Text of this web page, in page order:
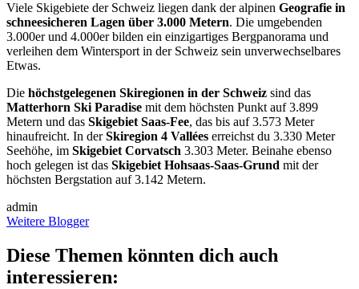
Viele Skigebiete der Schweiz liegen dank der alpinen Geografie in
schneesicheren Lagen über 3.000 Metern. Die umgebenden
3.000er und 4.000er bilden ein einzigartiges Bergpanorama und
verleihen dem Wintersport in der Schweiz sein unverwechselbares
Etwas.
Die höchstgelegenen Skiregionen in der Schweiz sind das
Matterhorn Ski Paradise mit dem höchsten Punkt auf 3.899
Metern und das Skigebiet Saas-Fee, das bis auf 3.573 Meter
hinaufreicht. In derSkiregion 4 Vallées erreichst du 3.330 Meter
Seehöhe, im Skigebiet Corvatsch 3.303 Meter. Beinahe ebenso
hoch gelegen ist das Skigebiet Hohsaas-Saas-Grund mit der
höchsten Bergstation auf 3.142 Metern.
admin
Weitere Blogger
Diese Themen könnten dich auch
interessieren: